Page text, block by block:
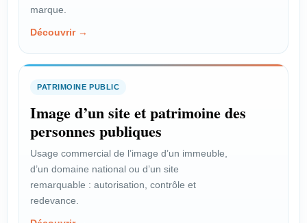
marque.
Découvrir →
PATRIMOINE PUBLIC
Image d’un site et patrimoine des
personnes publiques
Usage commercial de l’image d’un immeuble,
d’un domaine national ou d’un site
remarquable : autorisation, contrôle et
redevance.